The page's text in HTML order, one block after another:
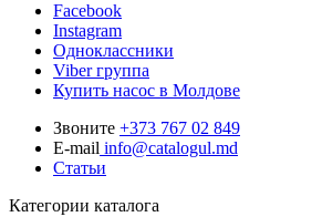
Facebook
Instagram
Одноклассники
Viber группа
Купить насос в Молдове
Звоните +373 767 02 849
E-mail info@catalogul.md
Статьи
Категории каталога